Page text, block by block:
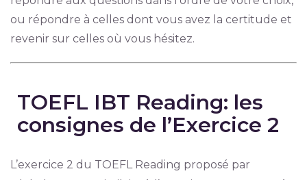
ou répondre à celles dont vous avez la certitude et
revenir sur celles où vous hésitez.
TOEFL IBT Reading: les
consignes de l’Exercice 2
L’exercice 2 du TOEFL Reading proposé par